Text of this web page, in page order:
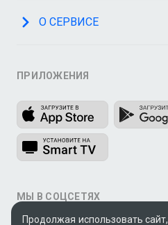
О СЕРВИСЕ
ПРИЛОЖЕНИЯ
МЫ В СОЦСЕТЯХ
Продолжая использовать сайт,